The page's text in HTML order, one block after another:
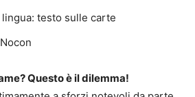
testo sulle carte
Questo è il dilemma!